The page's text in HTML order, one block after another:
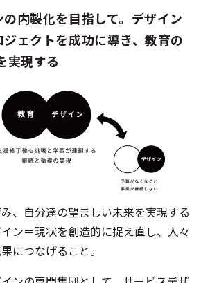
内製化を目指して。デザイン
ェクトを成功に導き、教育の
実現する
、自分達の望ましい未来を実現する
ン＝現状を創造的に捉え直し、人々
につなげること。